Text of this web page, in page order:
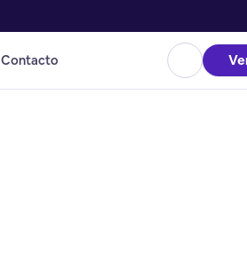
Contacto